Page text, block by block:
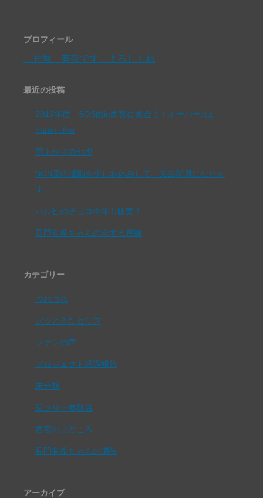
プロフィール
戸垣 有奈です。よろしくね
最近の投稿
2019年度 SOS団in西宮に集合よ！オーバー♪は、
haruhi.ifno
雨上がりの七夕
SOS団の活動を少しお休みして、文芸部員になりま
す。
ハルヒのチョコ今年も販売！
長門有希ちゃんの恋する視線
カテゴリー
つれづれ
グッときたセリフ
ファンの声
プロジェクト経過報告
未分類
栞ラリー参加店
西宮の見どころ
長門有希ちゃんの消失
アーカイブ